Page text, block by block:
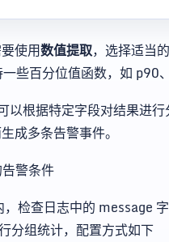
使用数值提取，选择适当
些百分位值函数，如 p90
以根据特定字段对结果进
成多条告警事件。
警条件
检查日志中的 message
分组统计，配置方式如下